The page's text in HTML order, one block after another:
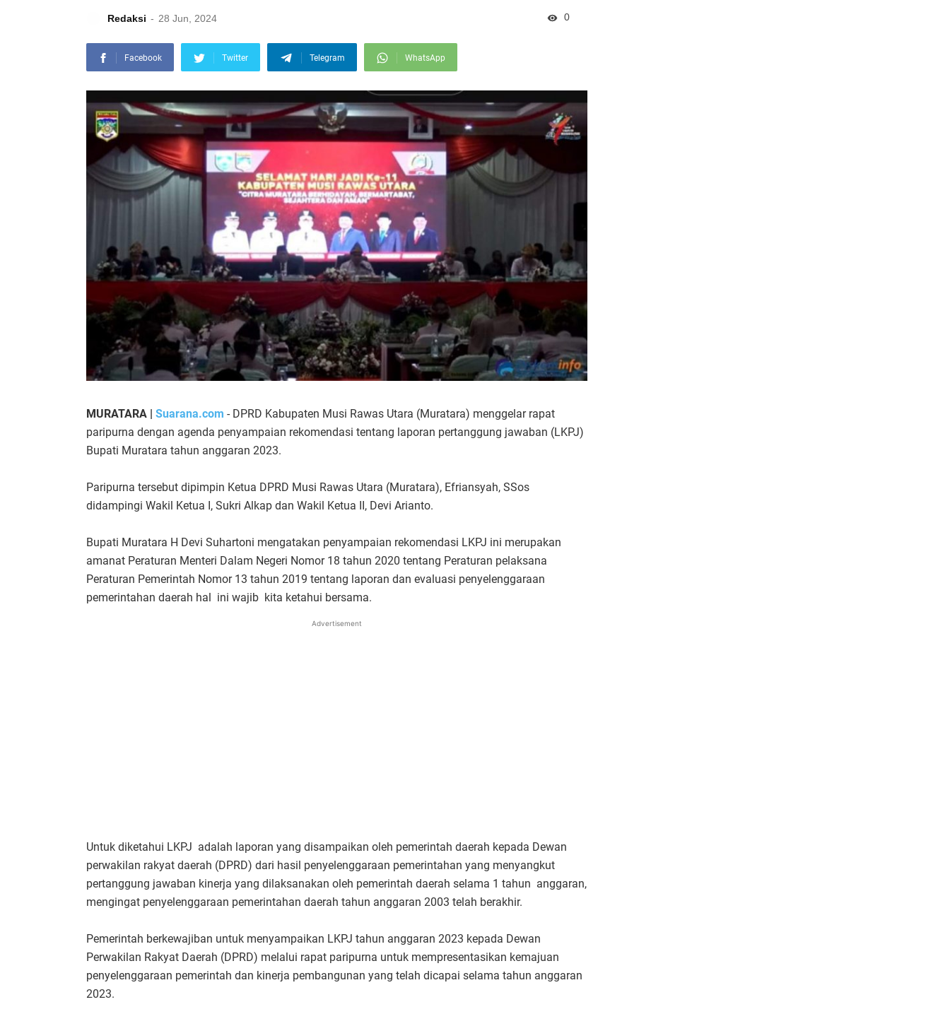
Redaksi 28 Jun, 2024 0
Facebook Twitter Telegram WhatsApp
MURATARA | Suarana.com - DPRD Kabupaten Musi Rawas Utara (Muratara) menggelar rapat
paripurna dengan agenda penyampaian rekomendasi tentang laporan pertanggung jawaban (LKPJ)
Bupati Muratara tahun anggaran 2023.
Paripurna tersebut dipimpin Ketua DPRD Musi Rawas Utara (Muratara), Efriansyah, SSos
didampingi Wakil Ketua I, Sukri Alkap dan Wakil Ketua II, Devi Arianto.
Bupati Muratara H Devi Suhartoni mengatakan penyampaian rekomendasi LKPJ ini merupakan
amanat Peraturan Menteri Dalam Negeri Nomor 18 tahun 2020 tentang Peraturan pelaksana
Peraturan Pemerintah Nomor 13 tahun 2019 tentang laporan dan evaluasi penyelenggaraan
pemerintahan daerah hal ini wajib kita ketahui bersama.
Advertisement
Untuk diketahui LKPJ adalah laporan yang disampaikan oleh pemerintah daerah kepada Dewan
perwakilan rakyat daerah (DPRD) dari hasil penyelenggaraan pemerintahan yang menyangkut
pertanggung jawaban kinerja yang dilaksanakan oleh pemerintah daerah selama 1 tahun anggaran,
mengingat penyelenggaraan pemerintahan daerah tahun anggaran 2003 telah berakhir.
Pemerintah berkewajiban untuk menyampaikan LKPJ tahun anggaran 2023 kepada Dewan
Perwakilan Rakyat Daerah (DPRD) melalui rapat paripurna untuk mempresentasikan kemajuan
penyelenggaraan pemerintah dan kinerja pembangunan yang telah dicapai selama tahun anggaran
2023.